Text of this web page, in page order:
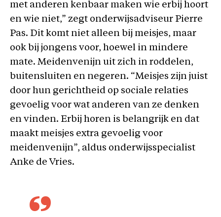
met anderen kenbaar maken wie erbij hoort
en wie niet,” zegt onderwijsadviseur Pierre
Pas. Dit komt niet alleen bij meisjes, maar
ook bij jongens voor, hoewel in mindere
mate. Meidenvenijn uit zich in roddelen,
buitensluiten en negeren. “Meisjes zijn juist
door hun gerichtheid op sociale relaties
gevoelig voor wat anderen van ze denken
en vinden. Erbij horen is belangrijk en dat
maakt meisjes extra gevoelig voor
meidenvenijn”, aldus onderwijsspecialist
Anke de Vries.